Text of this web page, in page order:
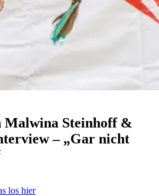
Malwina Steinhoff &
– „Gar nicht
los hier